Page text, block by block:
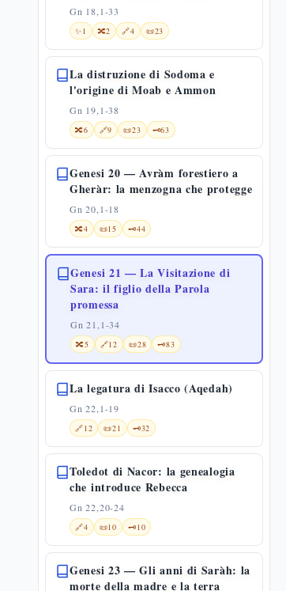
Gn 18,1-33
✨1 🔀2 🔗4 📜23
La distruzione di Sodoma e
l'origine di Moab e Ammon
Gn 19,1-38
🔀6 🔗9 📜23 🗝️63
Genesi 20 — Avràm forestiero a
Gheràr: la menzogna che protegge
Gn 20,1-18
🔀4 📜15 🗝️44
Genesi 21 — La Visitazione di
Sara: il figlio della Parola
promessa
Gn 21,1-34
🔀5 🔗12 📜28 🗝️83
La legatura di Isacco (Aqedah)
Gn 22,1-19
🔗12 📜21 🗝️32
Toledot di Nacor: la genealogia
che introduce Rebecca
Gn 22,20-24
🔗4 📜10 🗝️10
Genesi 23 — Gli anni di Saràh: la
morte della madre e la terra